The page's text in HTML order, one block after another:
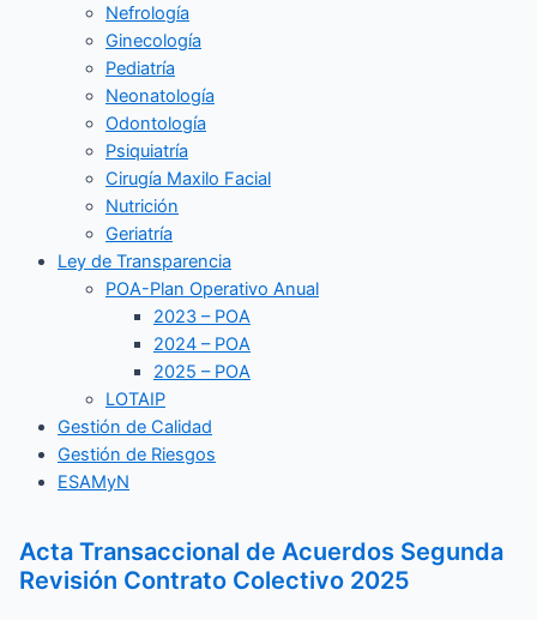
Nefrología
Ginecología
Pediatría
Neonatología
Odontología
Psiquiatría
Cirugía Maxilo Facial
Nutrición
Geriatría
Ley de Transparencia
POA-Plan Operativo Anual
2023 – POA
2024 – POA
2025 – POA
LOTAIP
Gestión de Calidad
Gestión de Riesgos
ESAMyN
Acta Transaccional de Acuerdos Segunda
Revisión Contrato Colectivo 2025